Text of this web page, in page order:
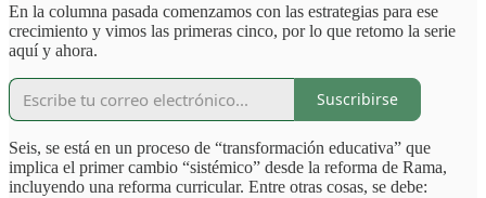
En la columna pasada comenzamos con las estrategias para ese
crecimiento y vimos las primeras cinco, por lo que retomo la serie
aquí y ahora.
Suscribirse
Seis, se está en un proceso de “transformación educativa” que
implica el primer cambio “sistémico” desde la reforma de Rama,
incluyendo una reforma curricular. Entre otras cosas, se debe: